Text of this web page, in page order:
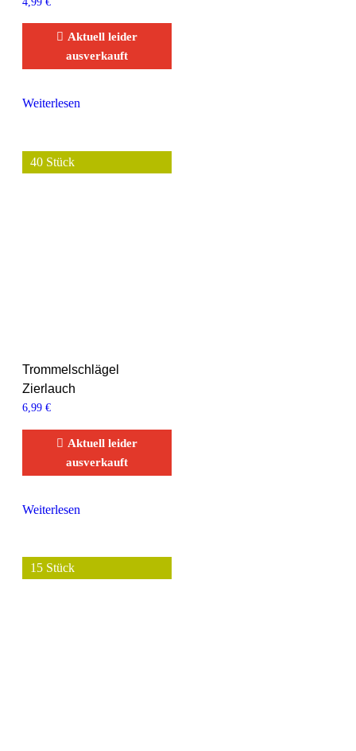
Aktuell leider
ausverkauft
Weiterlesen
40 Stück
Trommelschlägel
Zierlauch
6,99 €
Aktuell leider
ausverkauft
Weiterlesen
15 Stück